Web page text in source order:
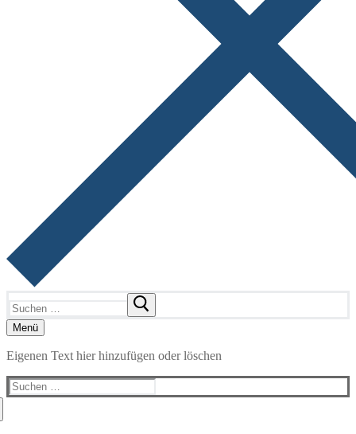
nach:
Menü
Eigenen Text hier hinzufügen oder löschen
Suchen
nach: